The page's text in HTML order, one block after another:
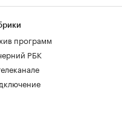
программ
РБК